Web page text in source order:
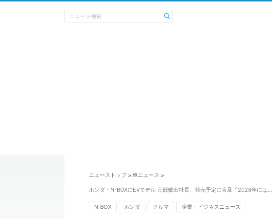
ニューストップ > 車ニュース >
ホンダ・N-BOXにEVモデル 三部敏宏社長、発売予定に言及「2028年には…
N-BOX ホンダ クルマ 企業・ビジネスニュース